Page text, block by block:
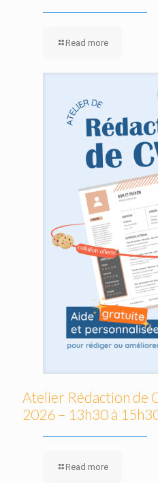
Read more
Atelier Rédaction de
2026 – 13h30 à
Read more